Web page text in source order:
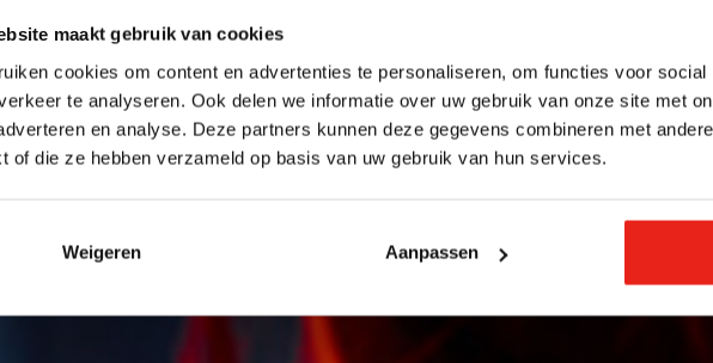
maakt gebruik van cookies
cookies om content en advertenties te personaliseren, om functies voor
te analyseren. Ook delen we informatie over uw gebruik van onze site met
en analyse. Deze partners kunnen deze gegevens combineren met
of die ze hebben verzameld op basis van uw gebruik van hun services.
Weigeren Aanpassen